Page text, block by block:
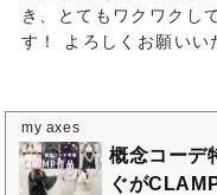
き、とてもワクワクし
す！ よろしくお願いい
my axes
概念コーデ
ぐが